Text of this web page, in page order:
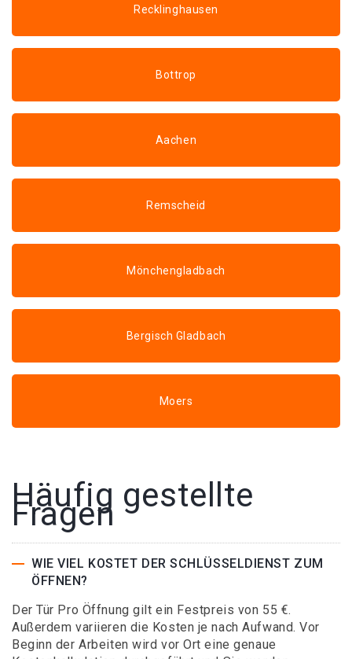
Recklinghausen
Bottrop
Aachen
Remscheid
Mönchengladbach
Bergisch Gladbach
Moers
Häufig gestellte
Fragen
WIE VIEL KOSTET DER SCHLÜSSELDIENST ZUM
ÖFFNEN?
Der Tür Pro Öffnung gilt ein Festpreis von 55 €.
Außerdem variieren die Kosten je nach Aufwand. Vor
Beginn der Arbeiten wird vor Ort eine genaue